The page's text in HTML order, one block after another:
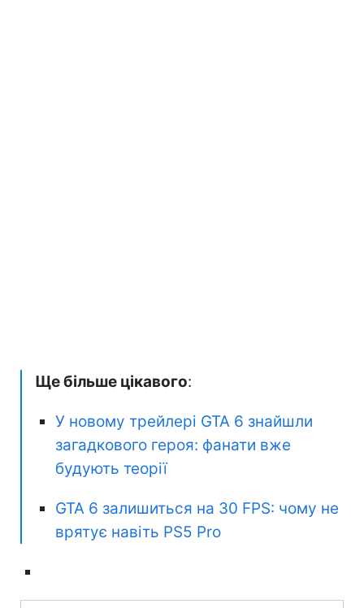
Ще більше цікавого:
У новому трейлері GTA 6 знайшли
загадкового героя: фанати вже
будують теорії
GTA 6 залишиться на 30 FPS: чому не
врятує навіть PS5 Pro